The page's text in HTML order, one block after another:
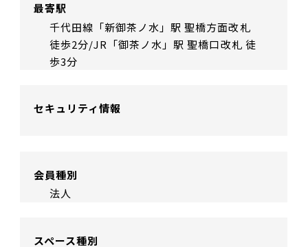
最寄駅
千代田線「新御茶ノ水」駅 聖橋方面改札
徒歩2分/JR「御茶ノ水」駅 聖橋口改札 徒
歩3分
セキュリティ情報
会員種別
法人
スペース種別